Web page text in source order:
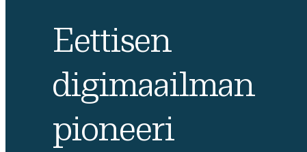
Eettisen
digimaailman
pioneeri